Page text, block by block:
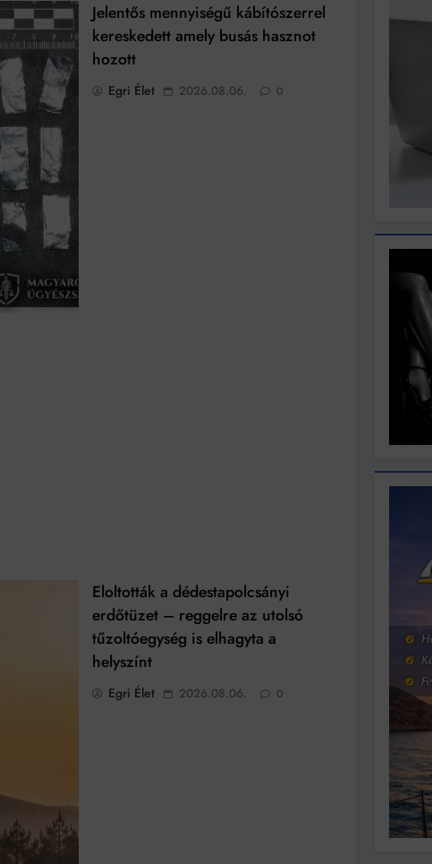
Jelentős mennyiségű kábítószerrel
kereskedett amely busás hasznot
hozott
Egri Élet 2026.08.06. 0
Eloltották a dédestapolcsányi
erdőtüzet – reggelre az utolsó
tűzoltóegység is elhagyta a
helyszínt
Egri Élet 2026.08.06. 0